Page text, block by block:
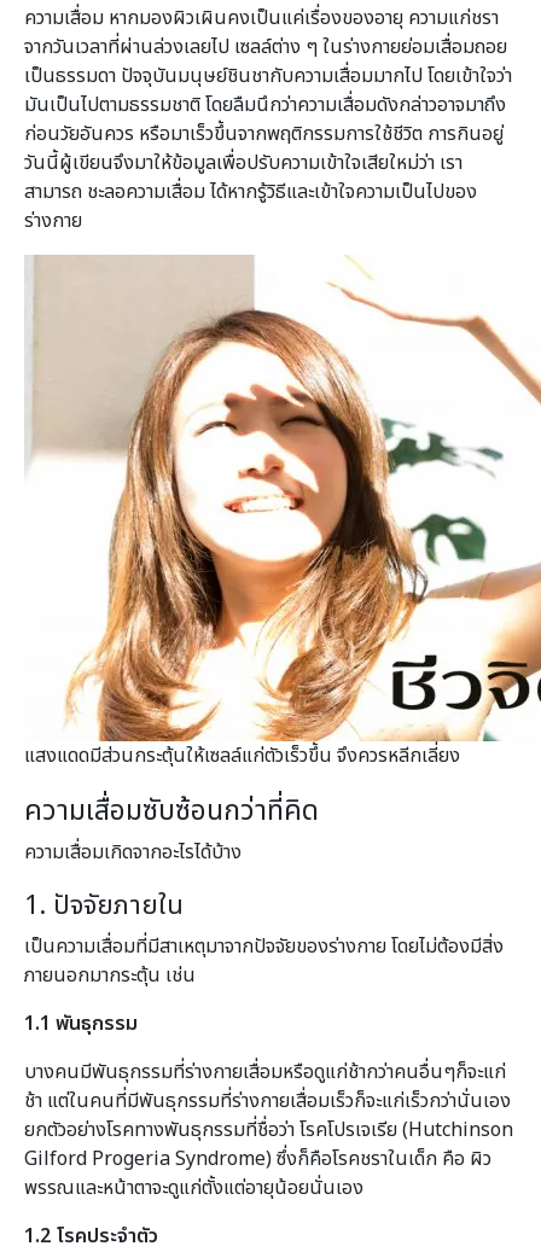
ความเสื่อม หากมองผิวเผินคงเป็นแค่เรื่องของอายุ ความแก่ชรา
จากวันเวลาที่ผ่านล่วงเลยไป เซลล์ต่าง ๆ ในร่างกายย่อมเสื่อมถอย
เป็นธรรมดา ปัจจุบันมนุษย์ชินชากับความเสื่อมมากไป โดยเข้าใจว่า
มันเป็นไปตามธรรมชาติ โดยลืมนึกว่าความเสื่อมดังกล่าวอาจมาถึง
ก่อนวัยอันควร หรือมาเร็วขึ้นจากพฤติกรรมการใช้ชีวิต การกินอยู่
วันนี้ผู้เขียนจึงมาให้ข้อมูลเพื่อปรับความเข้าใจเสียใหม่ว่า เรา
สามารถ ชะลอความเสื่อม ได้หากรู้วิธีและเข้าใจความเป็นไปของ
ร่างกาย
แสงแดดมีส่วนกระตุ้นให้เซลล์แก่ตัวเร็วขึ้น จึงควรหลีกเลี่ยง
ความเสื่อมซับซ้อนกว่าที่คิด
ความเสื่อมเกิดจากอะไรได้บ้าง
1. ปัจจัยภายใน
เป็นความเสื่อมที่มีสาเหตุมาจากปัจจัยของร่างกาย โดยไม่ต้องมีสิ่ง
ภายนอกมากระตุ้น เช่น
1.1 พันธุกรรม
บางคนมีพันธุกรรมที่ร่างกายเสื่อมหรือดูแก่ช้ากว่าคนอื่นๆก็จะแก่
ช้า แต่ในคนที่มีพันธุกรรมที่ร่างกายเสื่อมเร็วก็จะแก่เร็วกว่านั่นเอง
ยกตัวอย่างโรคทางพันธุกรรมที่ชื่อว่า โรคโปรเจเรีย (Hutchinson
Gilford Progeria Syndrome) ซึ่งก็คือโรคชราในเด็ก คือ ผิว
พรรณและหน้าตาจะดูแก่ตั้งแต่อายุน้อยนั่นเอง
1.2 โรคประจำตัว